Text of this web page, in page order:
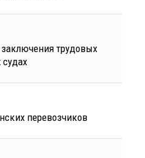
трудовых
перевозчиков